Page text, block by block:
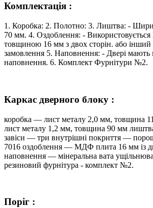
Комплектація :
1. Коробка: 2. Полотно: 3. Лиштва: -
70 мм. 4. Оздоблення: -
товщиною 16 мм з двох сторін. або інший
замовлення 5. Наповнення: - Двері мають
наповнення. 6. Комплект Фурнітури №2.
Каркас дверного блоку :
коробка — лист металу 2,0 мм, товщина
лист металу 1,2 мм, товщина 90 мм
завіси — три внутрішні покриття —
7016 оздоблення — МДФ плита 16 мм із
наповнення — мінеральна вата
резиновий фурнітура - комплект №2.
Поріг :